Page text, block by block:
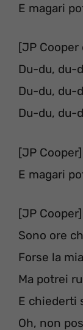
E magari
[JP Cooper
Du-du, du-
Du-du, du-
Du-du, du-
[JP Cooper]
E magari
[JP Cooper]
Sono ore
Forse la
Ma potrei
E chiederti
Oh, non